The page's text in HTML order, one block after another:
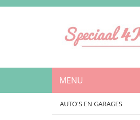
MENU
AUTO'S EN GARAGES